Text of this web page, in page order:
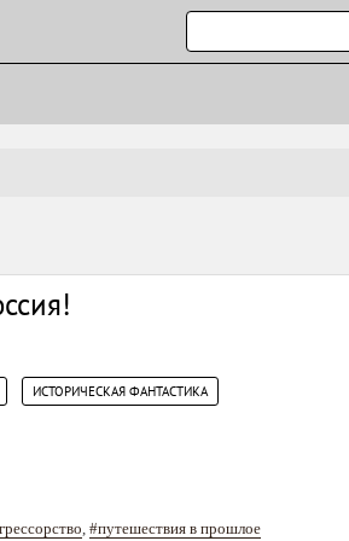
ИСТОРИЧЕСКАЯ ФАНТАСТИКА
, #путешествия в прошлое